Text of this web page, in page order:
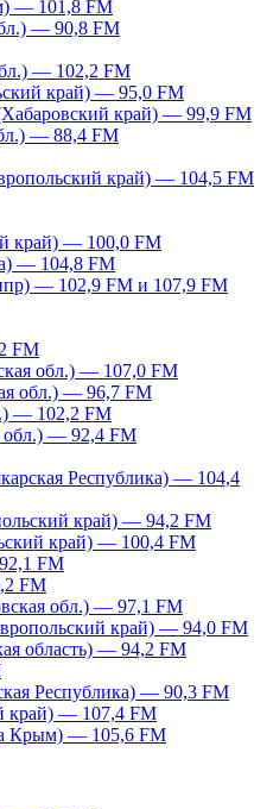
— 101,8 FM
— 90,8 FM
— 102,2 FM
край) — 95,0 FM
край) — 99,9 FM
— 88,4 FM
край) — 104,5 FM
край) — 100,0 FM
— 104,8 FM
— 102,9 FM и 107,9 FM
FM
обл.) — 107,0 FM
обл.) — 96,7 FM
— 102,2 FM
обл.) — 92,4 FM
Республика) — 104,4
край) — 94,2 FM
край) — 100,4 FM
FM
FM
обл.) — 97,1 FM
край) — 94,0 FM
область) — 94,2 FM
Республика) — 90,3 FM
край) — 107,4 FM
Крым) — 105,6 FM